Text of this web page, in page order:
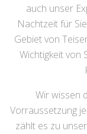
auch unser
Nachtzeit für
Gebiet von
Wichtigkeit von
Wir wissen
Vorraussetzung
zählt es zu